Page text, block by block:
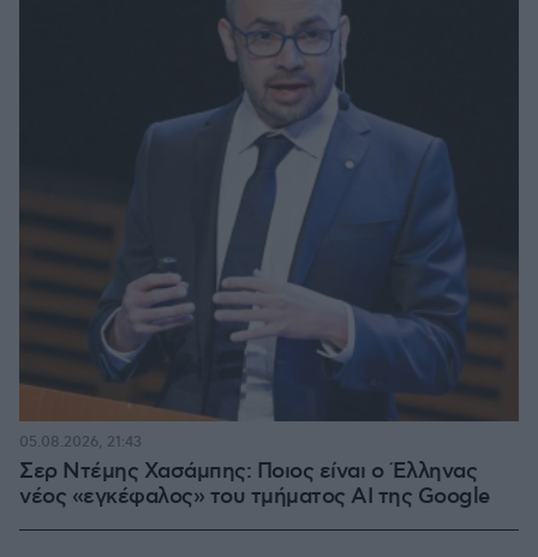
Σερ Ντέμης Χασάμπης: Ποιος είναι ο Έλληνας
νέος «εγκέφαλος» του τμήματος AI της Google
05.08.2026, 21:43